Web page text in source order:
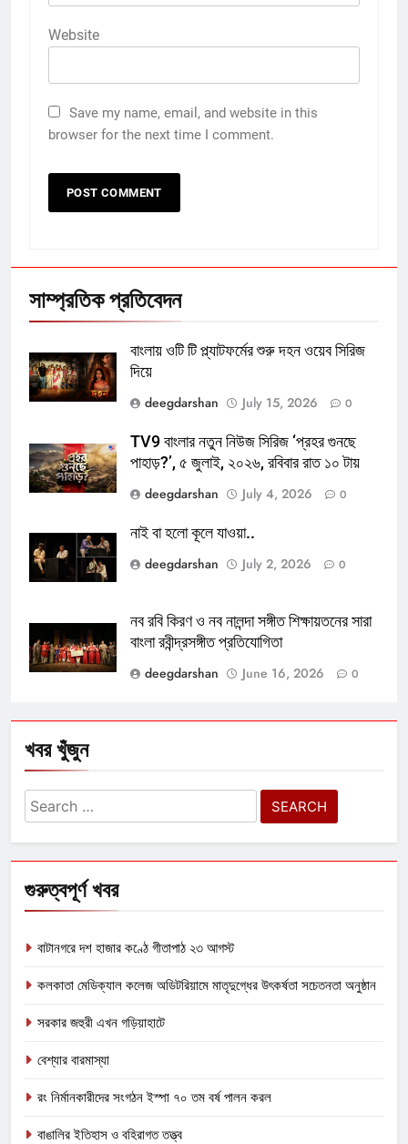
Website
Save my name, email, and website in this
browser for the next time I comment.
সাম্প্রতিক প্রতিবেদন
বাংলায় ওটি টি প্ল্যাটফর্মের শুরু দহন ওয়েব সিরিজ
দিয়ে
deegdarshan
July 15, 2026 0
TV9 বাংলার নতুন নিউজ সিরিজ ‘প্রহর গুনছে
পাহাড়?’, ৫ জুলাই, ২০২৬, রবিবার রাত ১০ টায়
deegdarshan
July 4, 2026 0
নাই বা হলো কূলে যাওয়া..
deegdarshan
July 2, 2026 0
নব রবি কিরণ ও নব নালন্দা সঙ্গীত শিক্ষায়তনের সারা
বাংলা রবীন্দ্রসঙ্গীত প্রতিযোগিতা
deegdarshan
June 16, 2026 0
খবর খুঁজুন
Search
for:
গুরুত্বপূর্ণ খবর
বাটানগরে দশ হাজার কণ্ঠে গীতাপাঠ ২৩ আগস্ট
কলকাতা মেডিক্যাল কলেজ অডিটরিয়ামে মাতৃদুগ্ধের উৎকর্ষতা সচেতনতা অনুষ্ঠান
সরকার জহুরী এখন গড়িয়াহাটে
বেশ্যার বারমাস্যা
রং নির্মানকারীদের সংগঠন ইস্পা ৭০ তম বর্ষ পালন করল
বাঙালির ইতিহাস ও বহিরাগত তত্ত্ব